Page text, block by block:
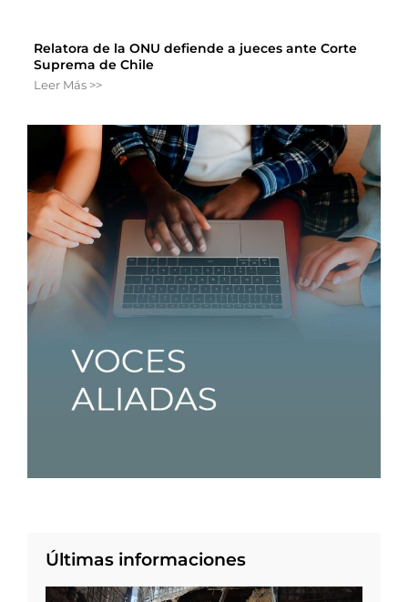
Relatora de la ONU defiende a jueces ante Corte
Suprema de Chile
Leer Más >>
Últimas informaciones